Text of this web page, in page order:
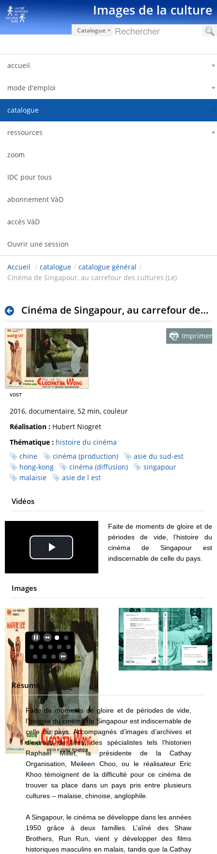
Saut au contenu Images de la culture
Catalogue
accueil
mode d'emploi
catalogue
ressources
zoom
IDC pour tous
abonnement VàD
accès VàD
Ouvrir une session
Accueil / catalogue / catalogue général /
Cinéma de Singapour, au carrefour des cultures (Le)
Cinéma de Singapour, au carrefour des cultures (Le)
Imprimer
2016, documentaire, 52 min, couleur
Réalisation : Hubert Niogret
Thématique : histoire du cinéma
chine
cinéma (production)
asie du sud-est
hong-kong
cinéma (diffusion)
singapour
malaisie
asie de l est
Vidéos
Play
Video
Faite de moments de gloire et de
périodes de vide, l’histoire du
cinéma de Singapour est
indiscernable de celle du pays.
Images
Résumé
Faite de moments de gloire et de périodes de vide,
l’histoire du cinéma de Singapour est indiscernable de
celle du pays. Accompagnés d’images d’archives et
d’extraits de films, des spécialistes tels l’historien
Raphaël Millet, la présidente de la Cathay
Organisation, Meileen Choo, ou le réalisateur Eric
Khoo témoignent de la difficulté pour ce cinéma de
trouver sa place dans un pays pris entre plusieurs
cultures – malaise, chinoise, anglophile.
A Singapour, le cinéma se développe dans les années
1950 grâce à deux familles. L’aîné des Shaw
Brothers, Run Run, vient y développer des films
historiques masculins en malais, tandis que la Cathay